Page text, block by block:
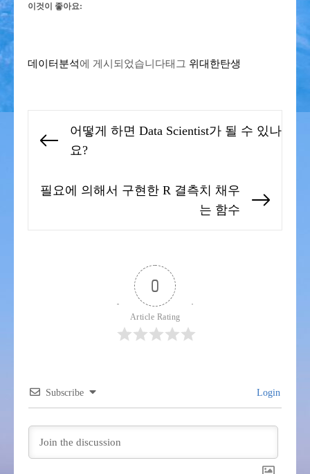
이것이 좋아요:
데이터분석에 게시되었습니다태그 위대한탄생
탐
Previous
어떻게 하면 Data Scientist가 될 수 있나
요?
필요에 의해서 구현한 R 결측치 채우
는 함수
0
Article Rating
Subscribe Login